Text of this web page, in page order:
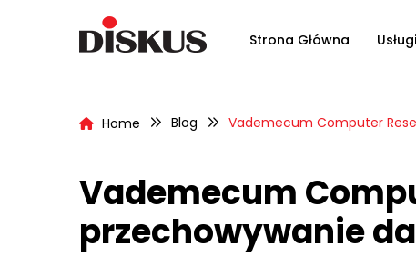
Strona Główna Usługi
Home Blog Vademecum Computer
Vademecum
przechowywanie